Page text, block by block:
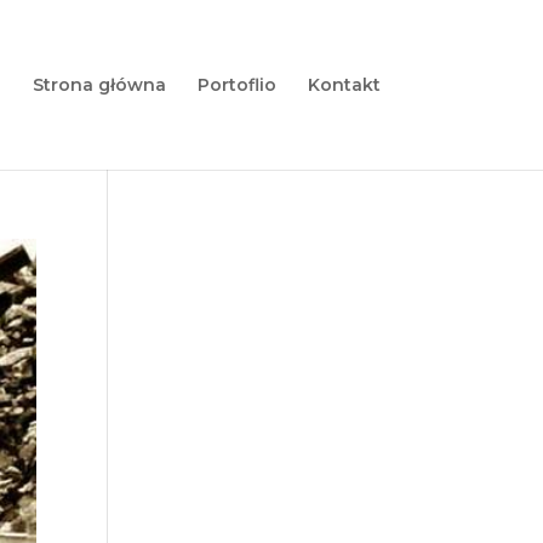
Strona główna Portoflio Kontakt